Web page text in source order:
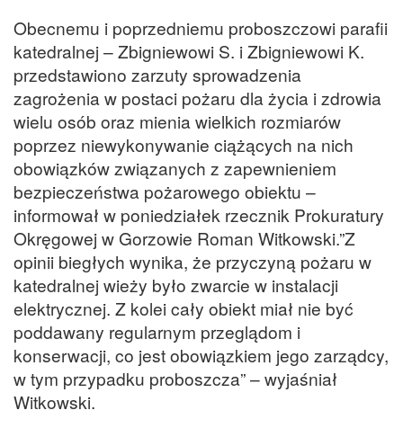
Obecnemu i poprzedniemu proboszczowi parafii
katedralnej – Zbigniewowi S. i Zbigniewowi K.
przedstawiono zarzuty sprowadzenia
zagrożenia w postaci pożaru dla życia i zdrowia
wielu osób oraz mienia wielkich rozmiarów
poprzez niewykonywanie ciążących na nich
obowiązków związanych z zapewnieniem
bezpieczeństwa pożarowego obiektu –
informował w poniedziałek rzecznik Prokuratury
Okręgowej w Gorzowie Roman Witkowski.”Z
opinii biegłych wynika, że przyczyną pożaru w
katedralnej wieży było zwarcie w instalacji
elektrycznej. Z kolei cały obiekt miał nie być
poddawany regularnym przeglądom i
konserwacji, co jest obowiązkiem jego zarządcy,
w tym przypadku proboszcza” – wyjaśniał
Witkowski.